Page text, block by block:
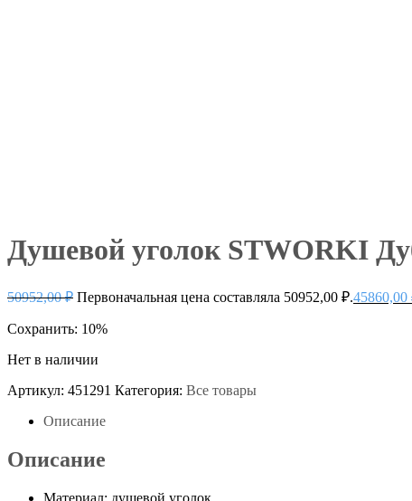
Душевой уголок STWORKI
50952,00₽ Первоначальная цена составляла 50952,00 ₽.45860,00
Сохранить: 10%
Нет в наличии
Артикул: 451291 Категория: Все товары
Описание
Описание
Материал: душевой уголок